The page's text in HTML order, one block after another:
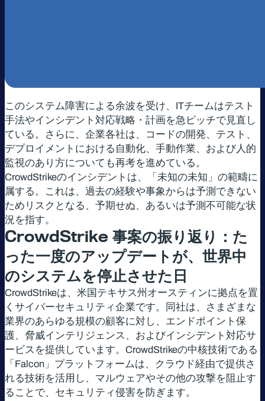
このシステム障害による余波を受け、ITチームはテスト
手法やインシデント対応戦略・計画を急ピッチで見直し
ている。さらに、企業各社は、コードの開発、テスト、
デプロイメントにおける自動化、手動作業、および人的
監視のあり方についても再考を進めている。
CrowdStrikeのインシデントは、「未知の未知」の範疇に
属する。これは、過去の経験や事象からは予測できない
ためリスクとなる、予期せぬ、あるいは予測不可能な状
況を指す。
CrowdStrike 事案の振り返り：た
った一度のアップデートが、世界中
のシステムを停止させた日
CrowdStrikeは、米国テキサス州オースティンに拠点を置
くサイバーセキュリティ企業です。同社は、さまざまな
業界のあらゆる規模の顧客に対し、エンドポイント保
護、脅威インテリジェンス、およびインシデント対応サ
ービスを提供しています。CrowdStrikeの中核技術である
「Falcon」プラットフォームは、クラウド経由で提供さ
れる技術を活用し、マルウェアやその他の攻撃を阻止す
ることで、セキュリティ侵害を防ぎます。